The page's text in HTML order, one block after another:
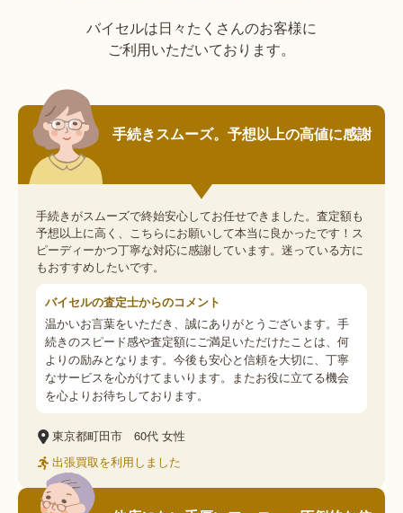
バイセルは日々たくさんのお客様に
ご利用いただいております。
手続きスムーズ。予想以上の高値に感謝
手続きがスムーズで終始安心してお任せできました。査定額も
予想以上に高く、こちらにお願いして本当に良かったです！ス
ピーディーかつ丁寧な対応に感謝しています。迷っている方に
もおすすめしたいです。
バイセルの査定士からのコメント
温かいお言葉をいただき、誠にありがとうございます。手
続きのスピード感や査定額にご満足いただけたことは、何
よりの励みとなります。今後も安心と信頼を大切に、丁寧
なサービスを心がけてまいります。またお役に立てる機会
を心よりお待ちしております。
東京都町田市 60代 女性
出張買取を利用しました